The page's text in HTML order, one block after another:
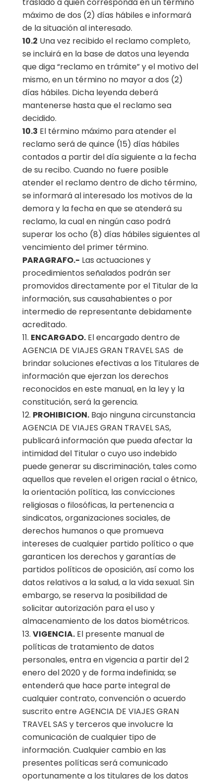
máximo de dos (2) días hábiles e informará
de la situación al interesado.
10.2 Una vez recibido el reclamo completo,
se incluirá en la base de datos una leyenda
que diga “reclamo en trámite” y el motivo del
mismo, en un término no mayor a dos (2)
días hábiles. Dicha leyenda deberá
mantenerse hasta que el reclamo sea
decidido.
10.3 El término máximo para atender el
reclamo será de quince (15) días hábiles
contados a partir del día siguiente a la fecha
de su recibo. Cuando no fuere posible
atender el reclamo dentro de dicho término,
se informará al interesado los motivos de la
demora y la fecha en que se atenderá su
reclamo, la cual en ningún caso podrá
superar los ocho (8) días hábiles siguientes al
vencimiento del primer término.
PARAGRAFO.- Las actuaciones y
procedimientos señalados podrán ser
promovidos directamente por el Titular de la
información, sus causahabientes o por
intermedio de representante debidamente
acreditado.
ENCARGADO.El encargado dentro de
AGENCIA DE VIAJES GRAN TRAVEL SAS de
brindar soluciones efectivas a los Titulares de
información que ejerzan los derechos
reconocidos en este manual, en la ley y la
constitución, será la gerencia.
PROHIBICION.Bajo ninguna circunstancia
AGENCIA DE VIAJES GRAN TRAVEL SAS,
publicará información que pueda afectar la
intimidad del Titular o cuyo uso indebido
puede generar su discriminación, tales como
aquellos que revelen el origen racial o étnico,
la orientación política, las convicciones
religiosas o filosóficas, la pertenencia a
sindicatos, organizaciones sociales, de
derechos humanos o que promueva
intereses de cualquier partido político o que
garanticen los derechos y garantías de
partidos políticos de oposición, así como los
datos relativos a la salud, a la vida sexual. Sin
embargo, se reserva la posibilidad de
solicitar autorización para el uso y
almacenamiento de los datos biométricos.
VIGENCIA.El presente manual de
políticas de tratamiento de datos
personales, entra en vigencia a partir del 2
enero del 2020 y de forma indefinida; se
entenderá que hace parte integral de
cualquier contrato, convención o acuerdo
suscrito entre AGENCIA DE VIAJES GRAN
TRAVEL SAS y terceros que involucre la
comunicación de cualquier tipo de
información. Cualquier cambio en las
presentes políticas será comunicado
oportunamente a los titulares de los datos